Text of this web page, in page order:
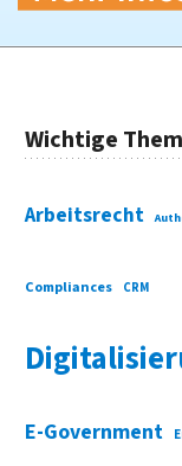
Wichtige
Arbeitsrecht
Compliances CRM
E-Government